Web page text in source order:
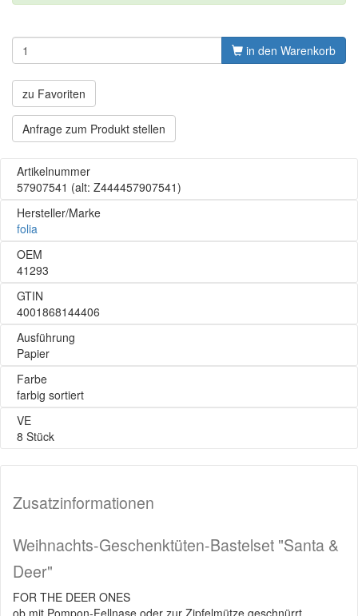
in den Warenkorb
zu Favoriten
Anfrage zum Produkt stellen
Artikelnummer
57907541 (alt: Z444457907541)
Hersteller/Marke
folia
OEM
41293
GTIN
4001868144406
Ausführung
Papier
Farbe
farbig sortiert
VE
8 Stück
Zusatzinformationen
Weihnachts-Geschenktüten-Bastelset "Santa &
Deer"
FOR THE DEER ONES
ob mit Pompon-Fellnase oder zur Zipfelmütze geschnürrt,